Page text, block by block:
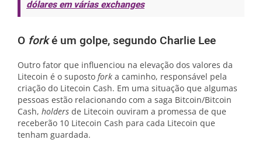
dólares em várias exchanges
O forké um golpe, segundo Charlie Lee
Outro fator que influenciou na elevação dos valores da
Litecoin é o suposto fork a caminho, responsável pela
criação do Litecoin Cash. Em uma situação que algumas
pessoas estão relacionando com a saga Bitcoin/Bitcoin
Cash, holders de Litecoin ouviram a promessa de que
receberão 10 Litecoin Cash para cada Litecoin que
tenham guardada.